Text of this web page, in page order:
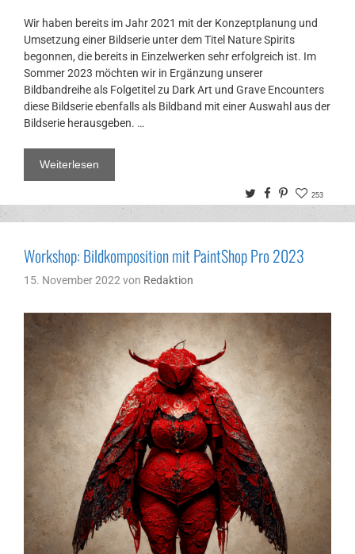
Wir haben bereits im Jahr 2021 mit der Konzeptplanung und
Umsetzung einer Bildserie unter dem Titel Nature Spirits
begonnen, die bereits in Einzelwerken sehr erfolgreich ist. Im
Sommer 2023 möchten wir in Ergänzung unserer
Bildbandreihe als Folgetitel zu Dark Art und Grave Encounters
diese Bildserie ebenfalls als Bildband mit einer Auswahl aus der
Bildserie herausgeben. …
Weiterlesen
TwitterFacebook
Pinterest
253
Workshop: Bildkomposition mit PaintShop Pro 2023
15. November 2022 von Redaktion